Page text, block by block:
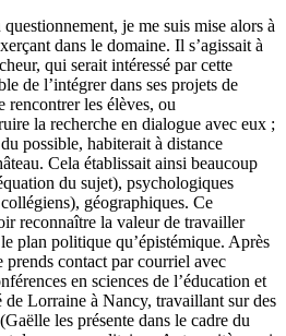
je me suis mise alors à
dans le domaine. Il s’agissait à
qui serait intéressé par cette
de l’intégrer dans ses projets de
rencontrer les élèves, ou
la recherche en dialogue avec eux ;
possible, habiterait à distance
Cela établissait ainsi beaucoup
du sujet), psychologiques
géographiques. Ce
reconnaître la valeur de travailler
plan politique qu’épistémique. Après
contact par courriel avec
en sciences de l’éducation et
Lorraine à Nancy, travaillant sur des
les présente dans le cadre du